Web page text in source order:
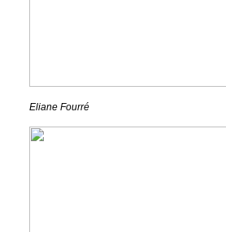
Eliane Fourré